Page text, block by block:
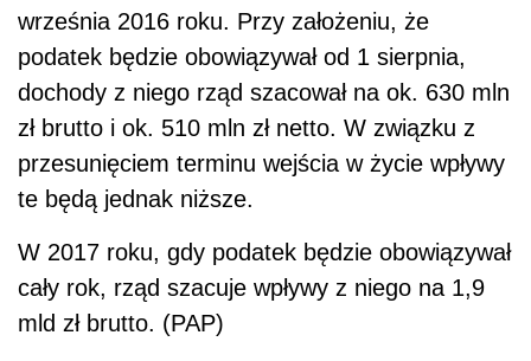
września 2016 roku. Przy założeniu, że
podatek będzie obowiązywał od 1 sierpnia,
dochody z niego rząd szacował na ok. 630 mln
zł brutto i ok. 510 mln zł netto. W związku z
przesunięciem terminu wejścia w życie wpływy
te będą jednak niższe.
W 2017 roku, gdy podatek będzie obowiązywał
cały rok, rząd szacuje wpływy z niego na 1,9
mld zł brutto. (PAP)